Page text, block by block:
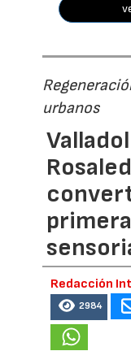
urbanos
Redacción
2984